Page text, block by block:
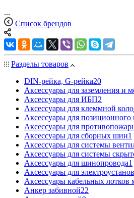
...
Список брендов
Разделы товаров
DIN-рейка, G-рейка20
Аксессуары для заземления и
Аксессуары для ИБП2
Аксессуары для клеммной
Аксессуары для позиционного
Аксессуары для
Аксессуары для сборных шин1
Аксессуары для системы
Аксессуары для системы
Аксессуары для шинопровода1
Аксессуары для
Аксессуары кабельных
Анкер забивной22